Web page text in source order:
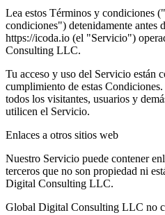
Lea estos Términos y condiciones
condiciones") detenidamente antes
https://icoda.io (el "Servicio")
Consulting LLC.
Tu acceso y uso del Servicio están
cumplimiento de estas
todos los visitantes, usuarios y
utilicen el Servicio.
Enlaces a otros sitios web
Nuestro Servicio puede contener
terceros que no son propiedad ni
Digital Consulting LLC.
Global Digital Consulting LLC no